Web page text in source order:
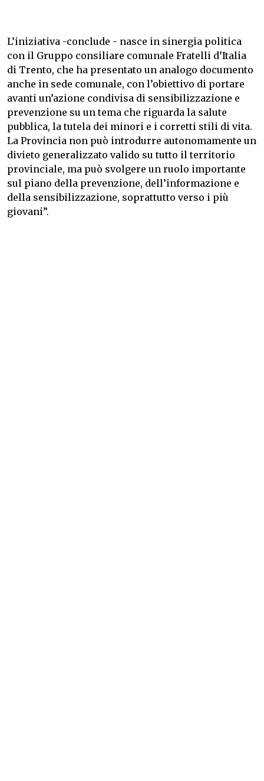
L’iniziativa -conclude - nasce in sinergia politica
con il Gruppo consiliare comunale Fratelli d’Italia
di Trento, che ha presentato un analogo documento
anche in sede comunale, con l’obiettivo di portare
avanti un’azione condivisa di sensibilizzazione e
prevenzione su un tema che riguarda la salute
pubblica, la tutela dei minori e i corretti stili di vita.
La Provincia non può introdurre autonomamente un
divieto generalizzato valido su tutto il territorio
provinciale, ma può svolgere un ruolo importante
sul piano della prevenzione, dell’informazione e
della sensibilizzazione, soprattutto verso i più
giovani”.